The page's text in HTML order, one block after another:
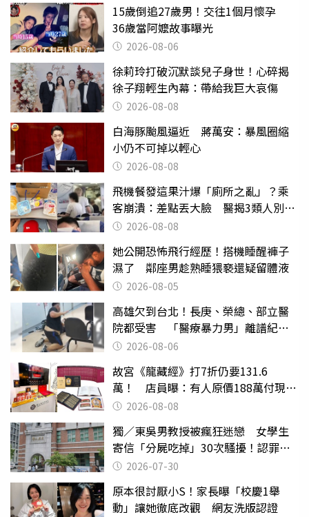
15歲倒追27歲男！交往1個月懷孕
36歲當阿嬤故事曝光
2026-08-06
徐莉玲打破沉默談兒子身世！心碎揭
徐子翔輕生內幕：帶給我巨大哀傷
2026-08-08
白海豚颱風逼近 蔣萬安：暴風圈縮
小仍不可掉以輕心
2026-08-08
飛機餐發這果汁爆「廁所之亂」？乘
客崩潰：差點丟大臉 醫揭3類人別亂
喝 2026-08-08
她公開恐怖飛行經歷！搭機睡醒褲子
濕了 鄰座男趁熟睡猥褻還疑留體液
2026-08-05
高雄欠到台北！長庚、榮總、部立醫
院都受害 「醫療暴力男」離譜紀錄
曝光2026-08-06
故宮《龍藏經》打7折仍要131.6
萬！ 店員曝：有人原價188萬付現購
買 2026-08-08
獨／東吳男教授被瘋狂迷戀 女學生
寄信「分屍吃掉」30次騷擾！認罪免
關 2026-07-30
原本很討厭小S！家長曝「校慶1舉
動」讓她徹底改觀 網友洗版認證